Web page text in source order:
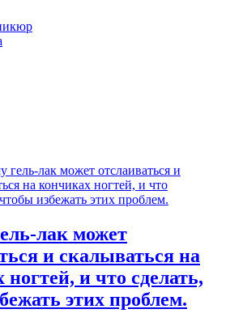
лак может
и скалываться на
и что сделать,
этих проблем.